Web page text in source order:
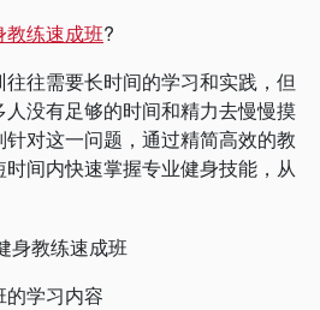
教练速成班?
往需要长时间的学习和实践，但
没有足够的时间和精力去慢慢摸
对这一问题，通过精简高效的教
间内快速掌握专业健身技能，从
学习内容